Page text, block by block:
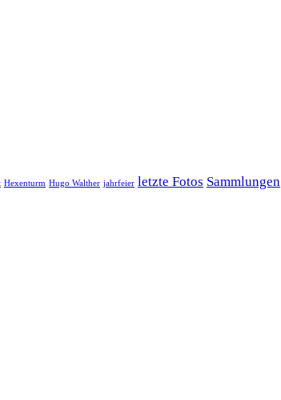
Hexenturm Hugo Walther jahrfeier letzte Fotos Sammlungen